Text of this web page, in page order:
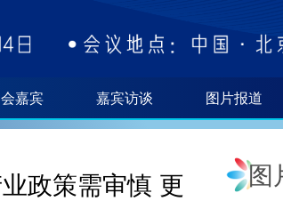
嘉宾 嘉宾访谈 图片报道
政策需审慎 更
图